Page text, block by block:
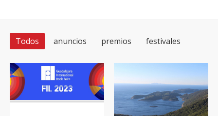
Todos anuncios premios festivales